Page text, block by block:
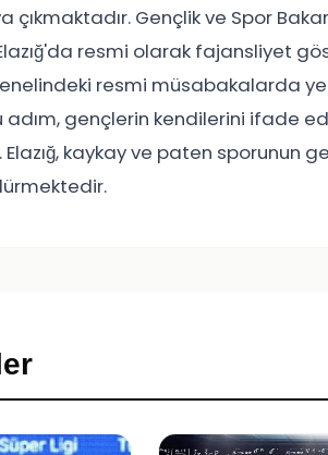
Gençlik ve Spor
resmi olarak fajansliyet
resmi müsabakalarda
adım, gençlerin kendilerini ifade
kaykay ve paten sporunun